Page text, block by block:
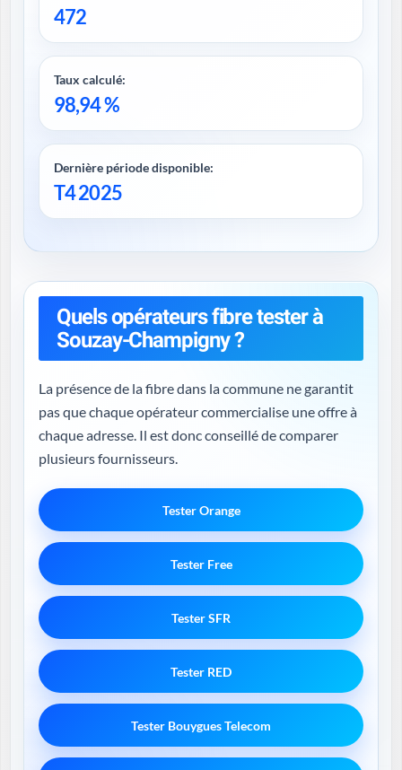
472
Taux calculé:
98,94 %
Dernière période disponible:
T4 2025
Quels opérateurs fibre tester à
Souzay-Champigny ?
La présence de la fibre dans la commune ne garantit
pas que chaque opérateur commercialise une offre à
chaque adresse. Il est donc conseillé de comparer
plusieurs fournisseurs.
Tester Orange
Tester Free
Tester SFR
Tester RED
Tester Bouygues Telecom